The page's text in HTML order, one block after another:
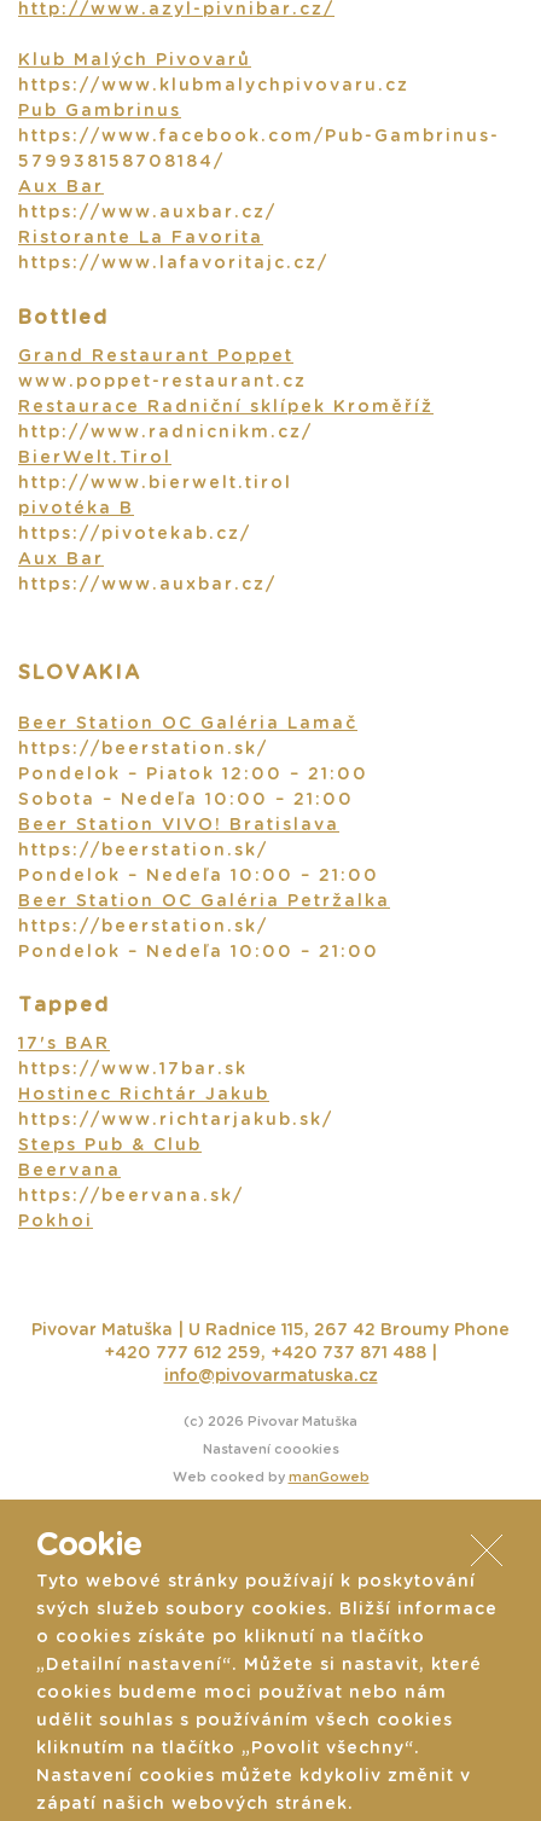
http://www.azyl-pivnibar.cz/
Klub Malých Pivovarů
https://www.klubmalychpivovaru.cz
Pub Gambrinus
https://www.facebook.com/Pub-Gambrinus-
579938158708184/
Aux Bar
https://www.auxbar.cz/
Ristorante La Favorita
https://www.lafavoritajc.cz/
Bottled
Grand Restaurant Poppet
www.poppet-restaurant.cz
Restaurace Radniční sklípek Kroměříž
http://www.radnicnikm.cz/
BierWelt.Tirol
http://www.bierwelt.tirol
pivotéka B
https://pivotekab.cz/
Aux Bar
https://www.auxbar.cz/
SLOVAKIA
Beer Station OC Galéria Lamač
https://beerstation.sk/
Pondelok – Piatok 12:00 – 21:00
Sobota – Nedeľa 10:00 – 21:00
Beer Station VIVO! Bratislava
https://beerstation.sk/
Pondelok – Nedeľa 10:00 – 21:00
Beer Station OC Galéria Petržalka
https://beerstation.sk/
Pondelok – Nedeľa 10:00 – 21:00
Tapped
17's BAR
https://www.17bar.sk
Hostinec Richtár Jakub
https://www.richtarjakub.sk/
Steps Pub & Club
Beervana
https://beervana.sk/
Pokhoi
Pivovar Matuška | U Radnice 115, 267 42 Broumy Phone
+420 777 612 259, +420 737 871 488 |
info@pivovarmatuska.cz
(c) 2026 Pivovar Matuška
Nastavení coookies
Web cooked by manGoweb
Cookie
Tyto webové stránky používají k poskytování
svých služeb soubory cookies. Bližší informace
o cookies získáte po kliknutí na tlačítko
„Detailní nastavení“. Můžete si nastavit, které
cookies budeme moci používat nebo nám
udělit souhlas s používáním všech cookies
kliknutím na tlačítko „Povolit všechny“.
Nastavení cookies můžete kdykoliv změnit v
zápatí našich webových stránek.